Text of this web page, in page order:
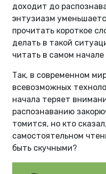
доходит до
энтузиазм
прочитать короткое
делать в такой
читать в самом начале
Так, в современном
всевозможных
начала теряет
распознаванию
томится, но кто
самостоятельном
быть скучными?